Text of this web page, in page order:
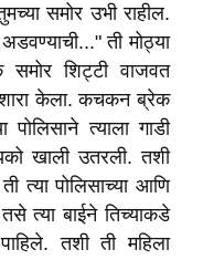
समोर उभी राहील.
ती मोठ्या
शिट्टी वाजवत
केला. कचकन ब्रेक
त्याला गाडी
खाली उतरली. तशी
त्या पोलिसाच्या आणि
तसे त्या बाईने तिच्याकडे
तशी ती महिला